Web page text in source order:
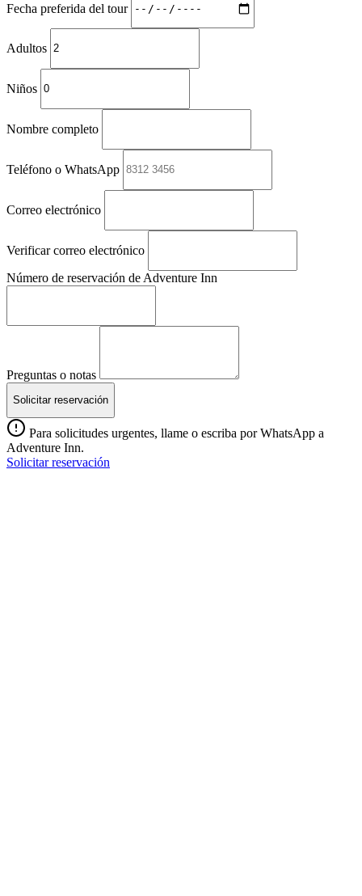
Fecha preferida del tour
Adultos
Niños
Nombre completo
Teléfono o WhatsApp
Correo electrónico
Verificar correo electrónico
Número de reservación de Adventure Inn
Preguntas o notas
Solicitar reservación
Para solicitudes urgentes, llame o escriba por WhatsApp a
Adventure Inn.
Solicitar reservación